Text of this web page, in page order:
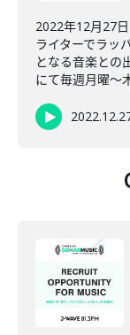
2022年12月27
ライターでラッ
となる音楽との
にて毎週月曜～